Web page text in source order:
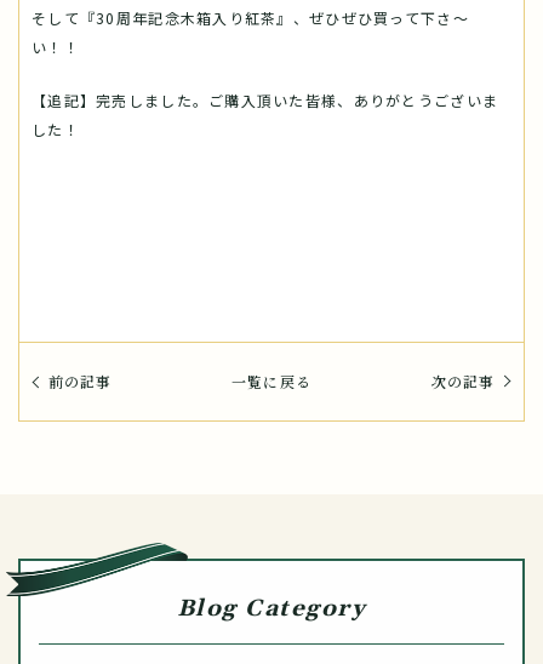
そして『30周年記念木箱入り紅茶』、ぜひぜひ買って下さ～
い！！
【追記】完売しました。ご購入頂いた皆様、ありがとうございま
した！
前の記事 一覧に戻る 次の記事
Blog Category